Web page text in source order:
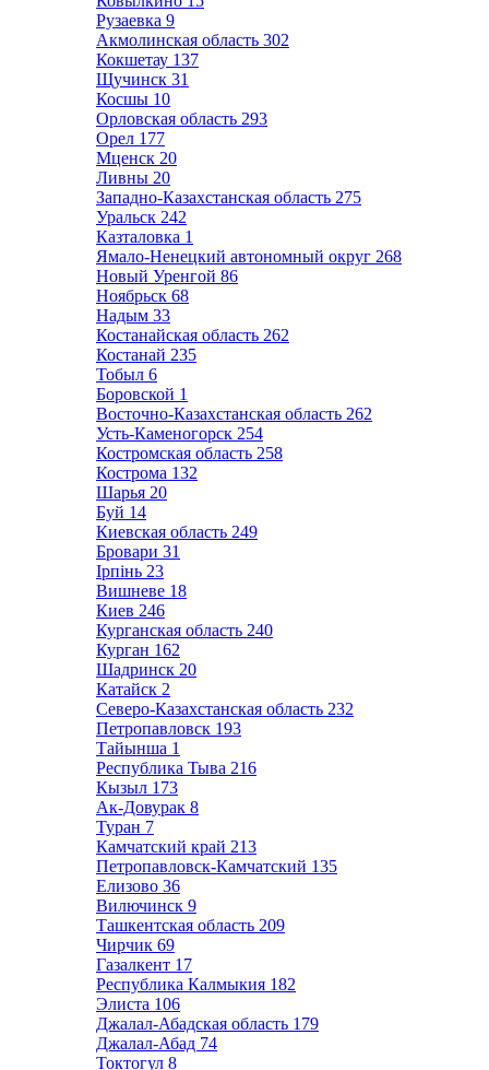
Рузаевка 9
Акмолинская область 302
Кокшетау 137
Щучинск 31
Косшы 10
Орловская область 293
Орел 177
Мценск 20
Ливны 20
Западно-Казахстанская область 275
Уральск 242
Казталовка 1
Ямало-Ненецкий автономный округ 268
Новый Уренгой 86
Ноябрьск 68
Надым 33
Костанайская область 262
Костанай 235
Тобыл 6
Боровской 1
Восточно-Казахстанская область 262
Усть-Каменогорск 254
Костромская область 258
Кострома 132
Шарья 20
Буй 14
Киевская область 249
Бровари 31
Ірпінь 23
Вишневе 18
Киев 246
Курганская область 240
Курган 162
Шадринск 20
Катайск 2
Северо-Казахстанская область 232
Петропавловск 193
Тайынша 1
Республика Тыва 216
Кызыл 173
Ак-Довурак 8
Туран 7
Камчатский край 213
Петропавловск-Камчатский 135
Елизово 36
Вилючинск 9
Ташкентская область 209
Чирчик 69
Газалкент 17
Республика Калмыкия 182
Элиста 106
Джалал-Абадская область 179
Джалал-Абад 74
Токтогул 8